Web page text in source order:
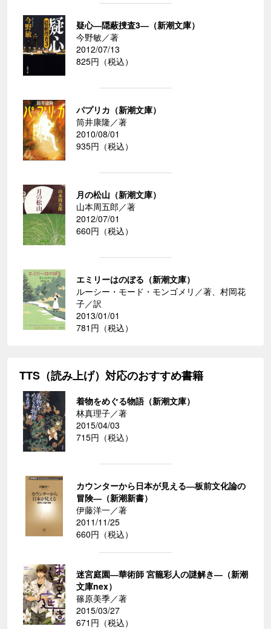
疑心―隠蔽捜査3―（新潮文庫）
今野敏／著
2012/07/13
825円（税込）
パプリカ（新潮文庫）
筒井康隆／著
2010/08/01
935円（税込）
月の松山（新潮文庫）
山本周五郎／著
2012/07/01
660円（税込）
エミリーはのぼる（新潮文庫）
ルーシー・モード・モンゴメリ／著、村岡花
子／訳
2013/01/01
781円（税込）
TTS（読み上げ）対応のおすすめ書籍
着物をめぐる物語（新潮文庫）
林真理子／著
2015/04/03
715円（税込）
カウンターから日本が見える―板前文化論の
冒険―（新潮新書）
伊藤洋一／著
2011/11/25
660円（税込）
迷宮庭園―華術師 宮籠彩人の謎解き―（新潮
文庫nex）
篠原美季／著
2015/03/27
671円（税込）